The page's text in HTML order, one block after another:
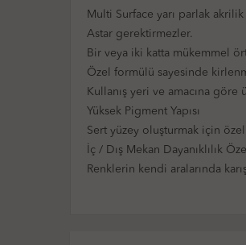
Multi Surface yarı parlak
Astar gerektirmezler.
Bir veya iki katta mükemmel
Özel formülü sayesinde
Kullanış yeri ve amacına
Yüksek Pigment Yapısı
Sert yüzey oluşturmak için özel
İç / Dış Mekan Dayanıklılık
Renklerin kendi aralarında